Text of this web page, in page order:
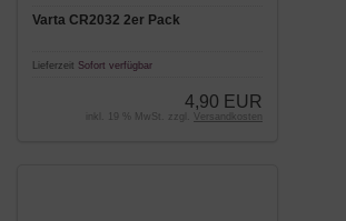
Varta CR2032 2er Pack
Lieferzeit Sofort verfügbar
4,90 EUR
inkl. 19 % MwSt. zzgl. Versandkosten